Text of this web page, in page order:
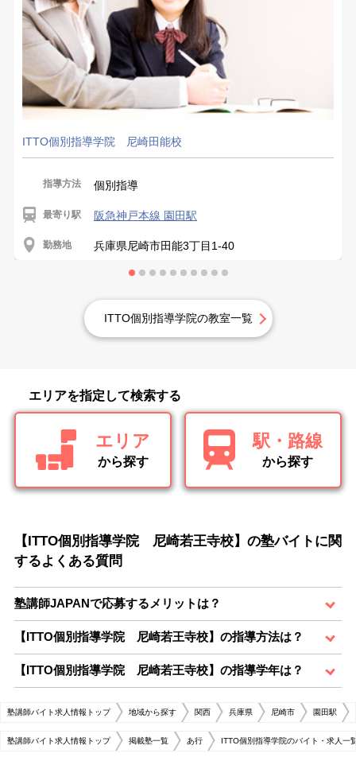
ITTO個別指導学院 尼崎田能校
指導方法 個別指導
最寄り駅 阪急神戸本線 園田駅
勤務地 兵庫県尼崎市田能3丁目1-40
ITTO個別指導学院の教室一覧
エリアを指定して検索する
エリア
から探す
駅・路線
から探す
【ITTO個別指導学院 尼崎若王寺校】の塾バイトに関
するよくある質問
塾講師JAPANで応募するメリットは？
【ITTO個別指導学院 尼崎若王寺校】の指導方法は？
【ITTO個別指導学院 尼崎若王寺校】の指導学年は？
塾講師バイト求人情報トップ 地域から探す 関西 兵庫県 尼崎市 園田駅
塾講師バイト求人情報トップ 掲載塾一覧 あ行 ITTO個別指導学院のバイト・求人一